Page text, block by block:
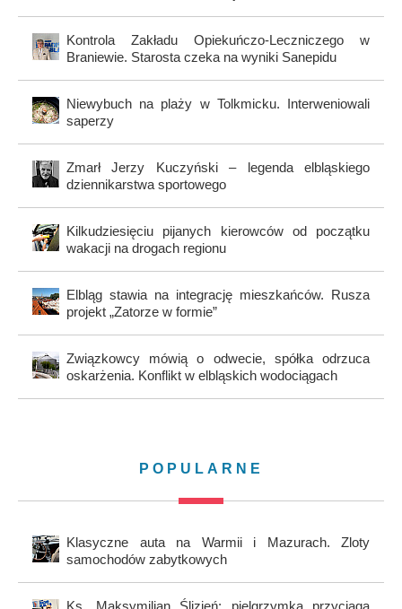
Kontrola Zakładu Opiekuńczo-Leczniczego w
Braniewie. Starosta czeka na wyniki Sanepidu
Niewybuch na plaży w Tolkmicku. Interweniowali
saperzy
Zmarł Jerzy Kuczyński – legenda elbląskiego
dziennikarstwa sportowego
Kilkudziesięciu pijanych kierowców od początku
wakacji na drogach regionu
Elbląg stawia na integrację mieszkańców. Rusza
projekt „Zatorze w formie”
Związkowcy mówią o odwecie, spółka odrzuca
oskarżenia. Konflikt w elbląskich wodociągach
POPULARNE
Klasyczne auta na Warmii i Mazurach. Zloty
samochodów zabytkowych